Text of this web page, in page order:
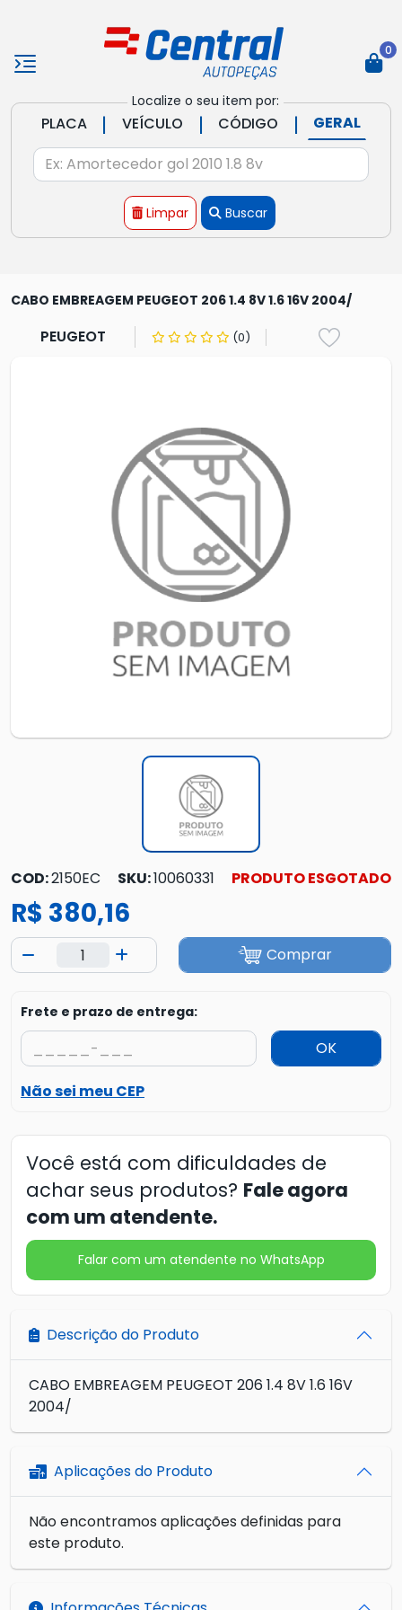
Localize o seu item por:
PLACA | VEÍCULO | CÓDIGO | GERAL
Limpar Buscar
0
CABO EMBREAGEM PEUGEOT 206 1.4 8V 1.6 16V 2004/
PEUGEOT (0)
COD:2150EC SKU:10060331 PRODUTO ESGOTADO
R$ 380,16
Comprar
Frete e prazo de entrega:
OK
Não sei meu CEP
Você está com dificuldades de
achar seus produtos? Fale agora
com um atendente.
Falar com um atendente no WhatsApp
Descrição do Produto
CABO EMBREAGEM PEUGEOT 206 1.4 8V 1.6 16V
2004/
Aplicações do Produto
Não encontramos aplicações definidas para
este produto.